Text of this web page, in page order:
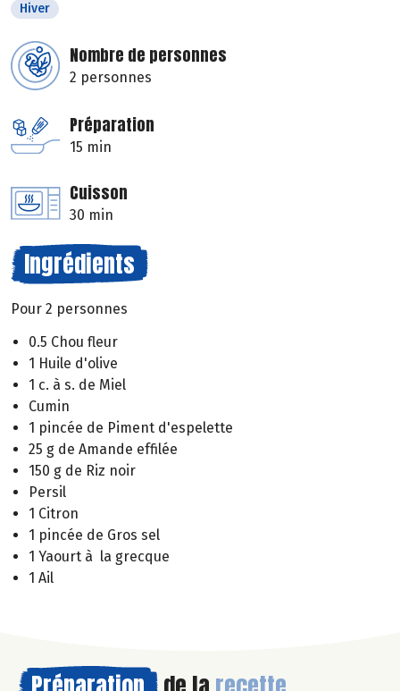
Hiver
Nombre de personnes
2 personnes
Préparation
15 min
Cuisson
30 min
Ingrédients
Pour 2 personnes
0.5 Chou fleur
1 Huile d'olive
1 c. à s. de Miel
Cumin
1 pincée de Piment d'espelette
25 g de Amande effilée
150 g de Riz noir
Persil
1 Citron
1 pincée de Gros sel
1 Yaourt à la grecque
1 Ail